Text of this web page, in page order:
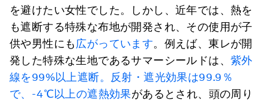
を避けたい女性でした。しかし、近年では、熱を
も遮断する特殊な布地が開発され、その使用が子
供や男性にも広がっています。例えば、東レが開
発した特殊な生地であるサマーシールドは、 紫外
線を99%以上遮断。反射・遮光効果は99.9％
で、-4℃以上の遮熱効果があるとされ、頭の周り